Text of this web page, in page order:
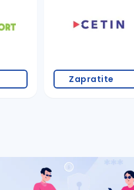
Zapratite